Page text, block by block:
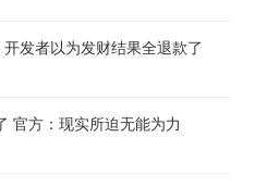
发者以为发财结果全退款了
官方：现实所迫无能为力